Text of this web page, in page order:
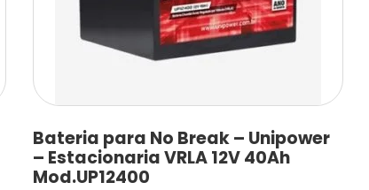
Bateria para No Break – Unipower
– Estacionaria VRLA 12V 40Ah
Mod.UP12400